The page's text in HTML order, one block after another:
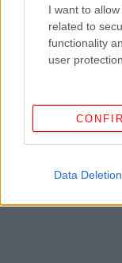
I want to
related to
functionality
user protection.
Data Deletion